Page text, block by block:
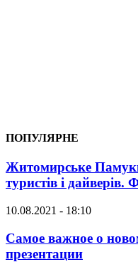
ПОПУЛЯРНЕ
Житомирське
туристів і
10.08.2021 - 18:10
Самое важное о
презентации